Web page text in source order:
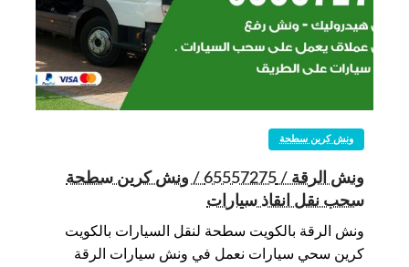
ونش كرين سطحة
ونش الرقة / 65557275 / ونش كرين سطحة
سحب نقل انقاذ سيارات
ونش الرقة بالكويت سطحة لنقل السيارات بالكويت
كرين سحي سيارات نعمل في ونش سيارات الرقة